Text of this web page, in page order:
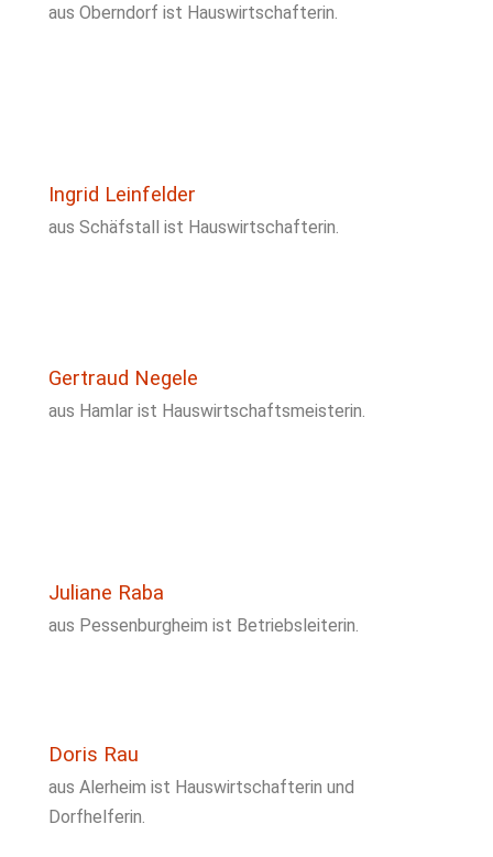
aus Oberndorf ist Hauswirtschafterin.
Ingrid Leinfelder
aus Schäfstall ist Hauswirtschafterin.
Gertraud Negele
aus Hamlar ist Hauswirtschaftsmeisterin.
Juliane Raba
aus Pessenburgheim ist Betriebsleiterin.
Doris Rau
aus Alerheim ist Hauswirtschafterin und
Dorfhelferin.